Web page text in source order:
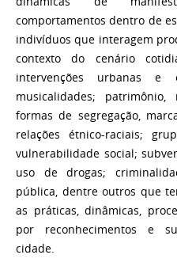
comportamentos dentro de
indivíduos que interagem
contexto do cenário
intervenções urbanas
musicalidades;
formas de segregação,
relações étnico-raciais;
vulnerabilidade social;
uso de drogas;
pública, dentre outros que
as práticas, dinâmicas,
por reconhecimentos e
cidade.